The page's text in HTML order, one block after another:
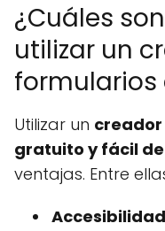
¿Cuáles
utilizar un
formularios
Utilizar un
gratuito y fácil
ventajas. Entre